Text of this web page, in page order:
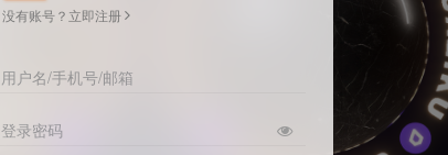
没有账号？立即注册
用户名/手机号/邮箱
登录密码